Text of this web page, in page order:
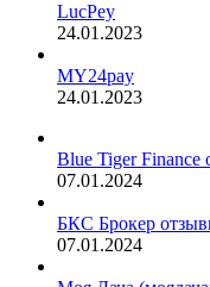
LucPey
24.01.2023
MY24pay
24.01.2023
Blue Tiger Finance
07.01.2024
БКС Брокер
07.01.2024